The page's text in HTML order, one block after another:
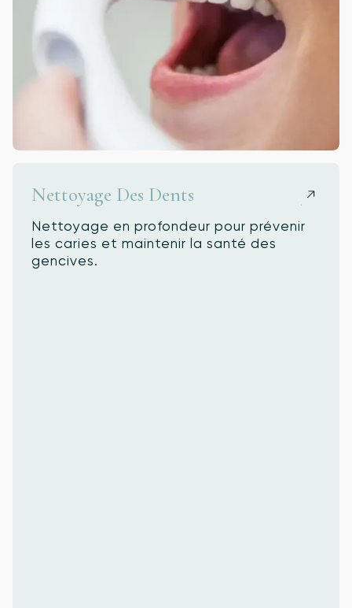
Nettoyage Des Dents
Nettoyage en profondeur pour prévenir
les caries et maintenir la santé des
gencives.